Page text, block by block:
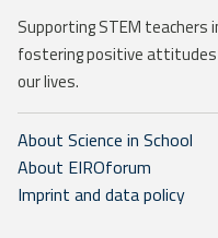
Supporting STEM
fostering positive
our lives.
About Science in School
About EIROforum
Imprint and data policy